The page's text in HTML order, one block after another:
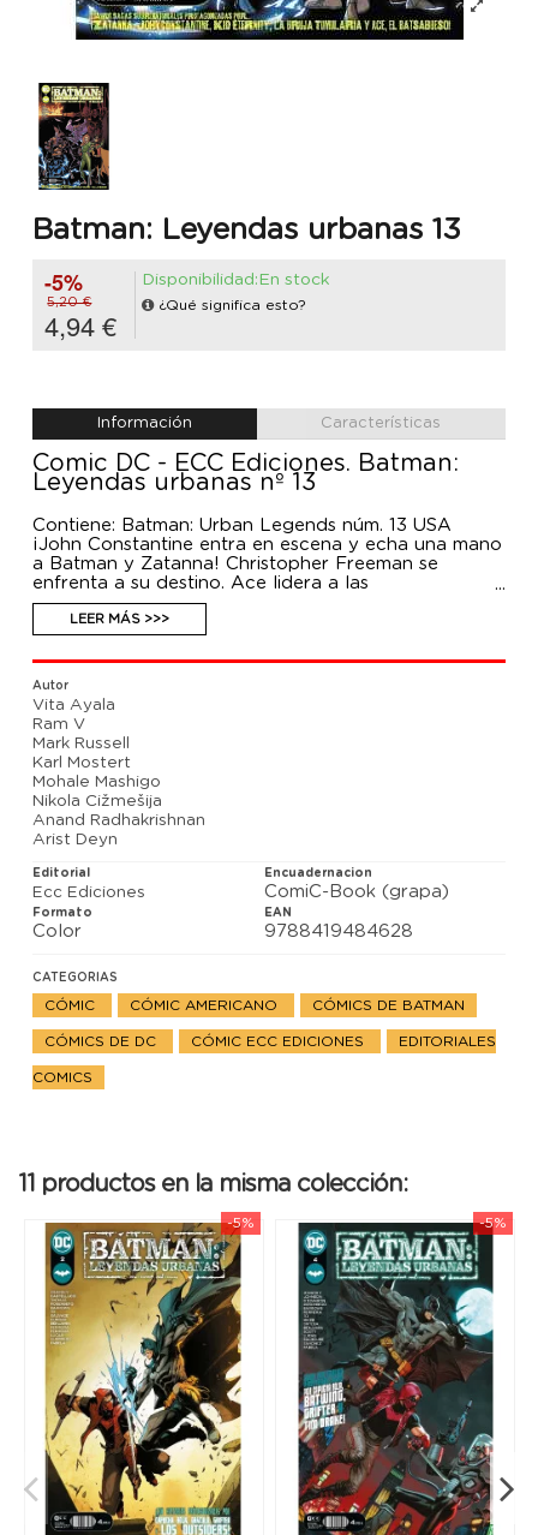
Batman: Leyendas urbanas 13
-5%
5,20 €
4,94 €
Disponibilidad:En stock
¿Qué significa esto?
Información Características
Comic DC - ECC Ediciones. Batman:
Leyendas urbanas nº 13
Contiene: Batman: Urban Legends núm. 13 USA
¡John Constantine entra en escena y echa una mano
a Batman y Zatanna! Christopher Freeman se
enfrenta a su destino. Ace lidera a las
Supermascotas.
LEER MÁS >>>
Autor
Vita Ayala
Ram V
Mark Russell
Karl Mostert
Mohale Mashigo
Nikola Cižmešija
Anand Radhakrishnan
Arist Deyn
Editorial
Ecc Ediciones
Encuadernacion
ComiC-Book (grapa)
Formato
Color
EAN
9788419484628
CATEGORIAS
CÓMIC CÓMIC AMERICANO CÓMICS DE BATMAN
CÓMICS DE DC CÓMIC ECC EDICIONES EDITORIALES
COMICS
11 productos en la misma colección:
-5% -5%